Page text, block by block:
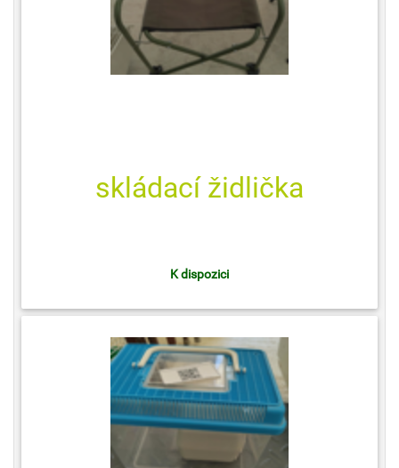
skládací židlička
K dispozici